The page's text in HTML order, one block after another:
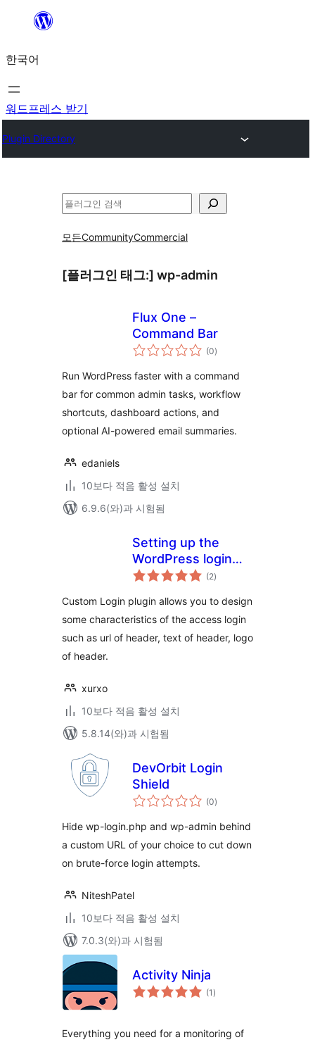
츠
로
바
가
한국어
워드프레스 받기
Plugin Directory
검
모든CommunityCommercial
[플러그인 태그:] wp-admin
Flux One –
Command Bar
(0전
체
점
)
Run WordPress faster with a command
bar for common admin tasks, workflow
shortcuts, dashboard actions, and
optional AI-powered email summaries.
edaniels
10보다 적음 활성 설치
6.9.6(와)과 시험됨
Setting up the
WordPress login
template
(2전
체
점
)
Custom Login plugin allows you to design
some characteristics of the access login
such as url of header, text of header, logo
of header.
xurxo
10보다 적음 활성 설치
5.8.14(와)과 시험됨
DevOrbit Login
Shield
(0전
체
점
)
Hide wp-login.php and wp-admin behind
a custom URL of your choice to cut down
on brute-force login attempts.
NiteshPatel
10보다 적음 활성 설치
7.0.3(와)과 시험됨
Activity Ninja
(1 전
체)
Everything you need for a monitoring of